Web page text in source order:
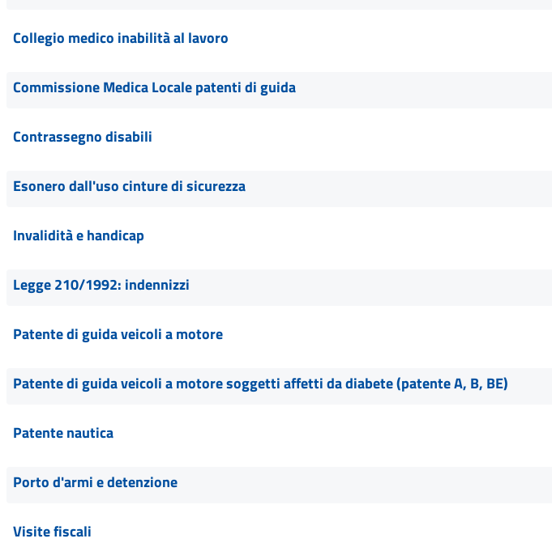
Collegio medico inabilità al lavoro
Commissione Medica Locale patenti di guida
Contrassegno disabili
Esonero dall'uso cinture di sicurezza
Invalidità e handicap
Legge 210/1992: indennizzi
Patente di guida veicoli a motore
Patente di guida veicoli a motore soggetti affetti da diabete (patente A, B, BE)
Patente nautica
Porto d'armi e detenzione
Visite fiscali